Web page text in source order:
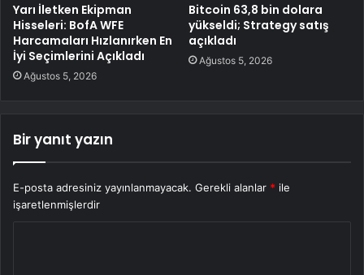
Yarı İletken Ekipman
Hisseleri: BofA WFE
Harcamaları Hızlanırken En
İyi Seçimlerini Açıkladı
Ağustos 5, 2026
Bitcoin 63,8 bin dolara
yükseldi; Strategy satış
açıkladı
Ağustos 5, 2026
Bir yanıt yazın
E-posta adresiniz yayınlanmayacak. Gerekli alanlar * ile
işaretlenmişlerdir